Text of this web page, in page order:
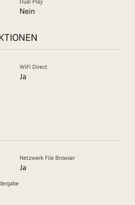
Nein
WiFi Direct
Ja
Netzwerk File Browser
Ja